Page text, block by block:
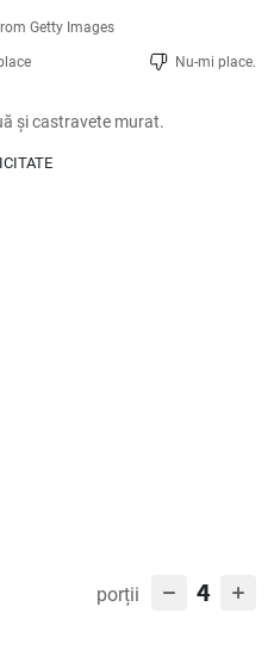
Getty Images
Nu-mi place.
și castravete murat.
porții 4